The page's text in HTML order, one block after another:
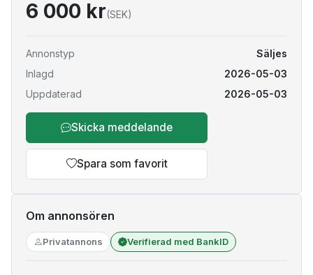
6 000 kr(SEK)
Annonstyp
Säljes
Inlagd
2026-05-03
Uppdaterad
2026-05-03
Skicka meddelande
Spara som favorit
Om annonsören
Privatannons Verifierad med BankID